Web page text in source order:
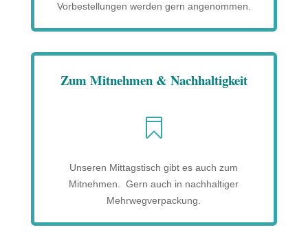
Vorbestellungen werden gern angenommen.
Zum Mitnehmen & Nachhaltigkeit

Unseren Mittagstisch gibt es auch zum
Mitnehmen. Gern auch in nachhaltiger
Mehrwegverpackung.